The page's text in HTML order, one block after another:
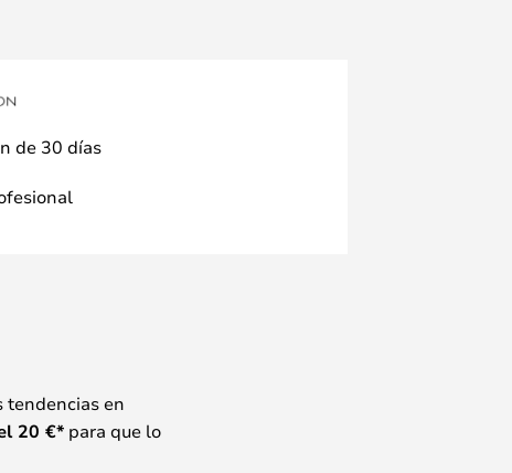
de 30 días
tendencias en
20 €*para que lo